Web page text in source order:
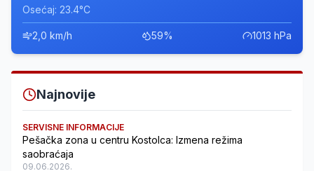
Osećaj: 23.4°C
2,0 km/h 59% 1013 hPa
Najnovije
SERVISNE INFORMACIJE
Pešačka zona u centru Kostolca: Izmena režima
saobraćaja
09.06.2026.